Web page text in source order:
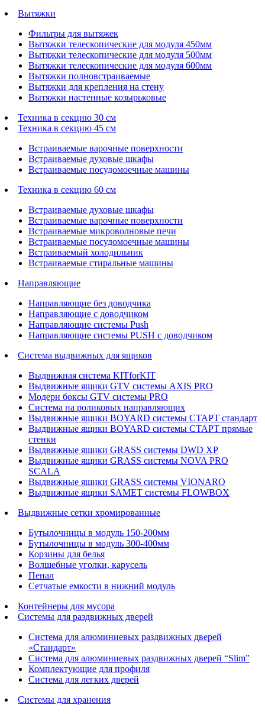
Вытяжки
Фильтры для вытяжек
Вытяжки телескопические для модуля 450мм
Вытяжки телескопические для модуля 500мм
Вытяжки телескопические для модуля 600мм
Вытяжки полновстраиваемые
Вытяжки для крепления на стену
Вытяжки настенные козырьковые
Техника в секцию 30 см
Техника в секцию 45 см
Встраиваемые варочные поверхности
Встраиваемые духовые шкафы
Встраиваемые посудомоечные машины
Техника в секцию 60 см
Встраиваемые духовые шкафы
Встраиваемые варочные поверхности
Встраиваемые микроволновые печи
Встраиваемые посудомоечные машины
Встраиваемый холодильник
Встраиваемые стиральные машины
Направляющие
Направляющие без доводчика
Направляющие с доводчиком
Направляющие системы Push
Направляющие системы PUSH с доводчиком
Система выдвижных для ящиков
Выдвижная система KITforKIT
Выдвижные ящики GTV системы AXIS PRO
Модерн боксы GTV системы PRO
Система на роликовых направляющих
Выдвижные ящики BOYARD системы СТАРТ стандарт
Выдвижные ящики BOYARD системы СТАРТ прямые
стенки
Выдвижные ящики GRASS системы DWD XP
Выдвижные ящики GRASS системы NOVA PRO
SCALA
Выдвижные ящики GRASS системы VIONARO
Выдвижные ящики SAMET системы FLOWBOX
Выдвижные сетки хромированные
Бутылочницы в модуль 150-200мм
Бутылочницы в модуль 300-400мм
Корзины для белья
Волшебные уголки, карусель
Пенал
Cетчатые емкости в нижний модуль
Контейнеры для мусора
Системы для раздвижных дверей
Система для алюминиевых раздвижных дверей
«Стандарт»
Система для алюминиевых раздвижных дверей “Slim”
Комплектующие для профиля
Система для легких дверей
Системы для хранения